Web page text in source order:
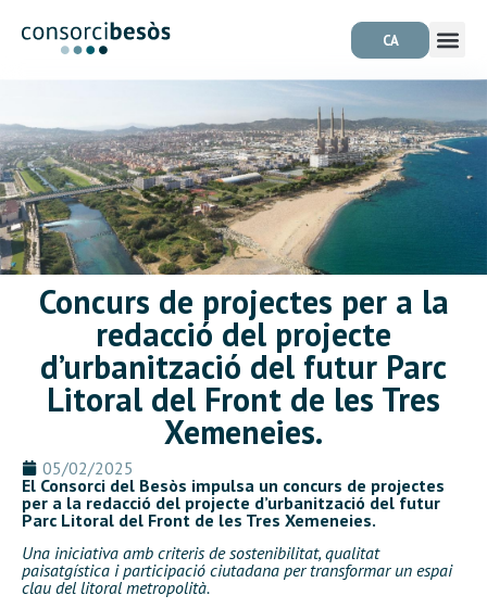
CA
Concurs de projectes per a la
redacció del projecte
d’urbanització del futur Parc
Litoral del Front de les Tres
Xemeneies.
05/02/2025
El Consorci del Besòs impulsa un concurs de projectes
per a la redacció del projecte d’urbanització del futur
Parc Litoral del Front de les Tres Xemeneies.
Una iniciativa amb criteris de sostenibilitat, qualitat
paisatgística i participació ciutadana per transformar un espai
clau del litoral metropolità.